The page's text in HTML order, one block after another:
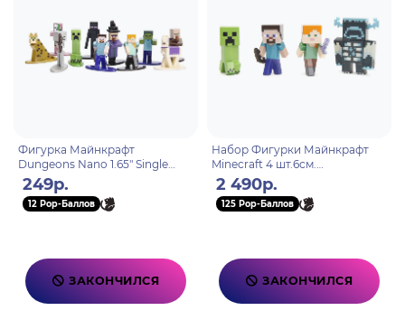
Фигурка Майнкрафт
Dungeons Nano 1.65" Single
Blind Bag 1 шт.
249р.
12 Pop-Баллов
ЗАКОНЧИЛСЯ
Набор Фигурки Майнкрафт
Minecraft 4 шт.6см.
Steve,Alex,Creeper,Warden
34337
2 490р.
125 Pop-Баллов
ЗАКОНЧИЛСЯ